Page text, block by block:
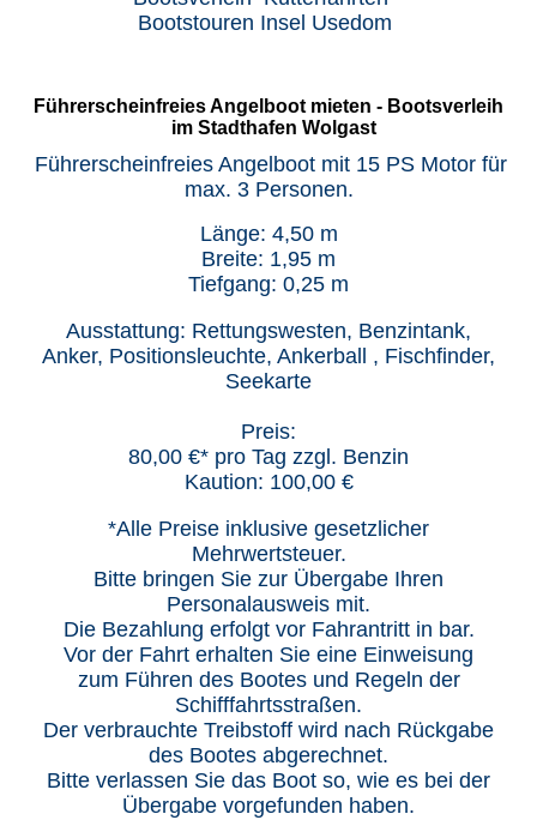
Bootstouren Insel Usedom
Führerscheinfreies Angelboot mieten - Bootsverleih
im Stadthafen Wolgast
Führerscheinfreies Angelboot mit 15 PS Motor für
max. 3 Personen.
Länge: 4,50 m
Breite: 1,95 m
Tiefgang: 0,25 m
Ausstattung: Rettungswesten, Benzintank,
Anker, Positionsleuchte, Ankerball , Fischfinder,
Seekarte
Preis:
80,00 €* pro Tag zzgl. Benzin
Kaution: 100,00 €
*Alle Preise inklusive gesetzlicher
Mehrwertsteuer.
Bitte bringen Sie zur Übergabe Ihren
Personalausweis mit.
Die Bezahlung erfolgt vor Fahrantritt in bar.
Vor der Fahrt erhalten Sie eine Einweisung
zum Führen des Bootes und Regeln der
Schifffahrtsstraßen.
Der verbrauchte Treibstoff wird nach Rückgabe
des Bootes abgerechnet.
Bitte verlassen Sie das Boot so, wie es bei der
Übergabe vorgefunden haben.